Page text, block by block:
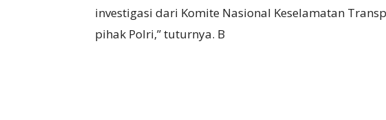
investigasi dari Komite Nasional Keselamatan
pihak Polri,” tuturnya. B